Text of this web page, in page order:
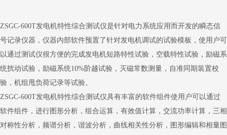
ZSGC-600T发电机特性综合测试仪是针对电力系统应用而开发的瞬态信
号记录仪器，仪器内部软件预置了针对发电机调试的试验模板，使用户可
以通过测试仪很方便的完成发电机短路特性试验，空载特性试验，励磁系
统扰动试验，励磁系统10%阶越试验，灭磁常数测量，自准同期装置校
验，机组甩负荷记录等试验。
ZSGC-600T发电机特性综合测试仪具有丰富的软件组件使用户可以通过
软件组件，进行图形分析，组合运算，有效值计算，交流功率计算，三相
对称性分析，频谱分析，谐波分析，曲线相关性分析，图形编辑和相量图